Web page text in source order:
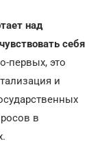
над
себя
первых, это
и
в